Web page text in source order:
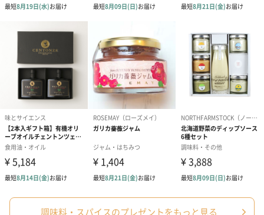
アレルゲン
小麦、大豆、ごま
商品オプション情報
紙袋
お渡し用の紙袋です。
商品に合わせたサイズをお届けします。
調味料・スパイスのプレゼントをもっと見る